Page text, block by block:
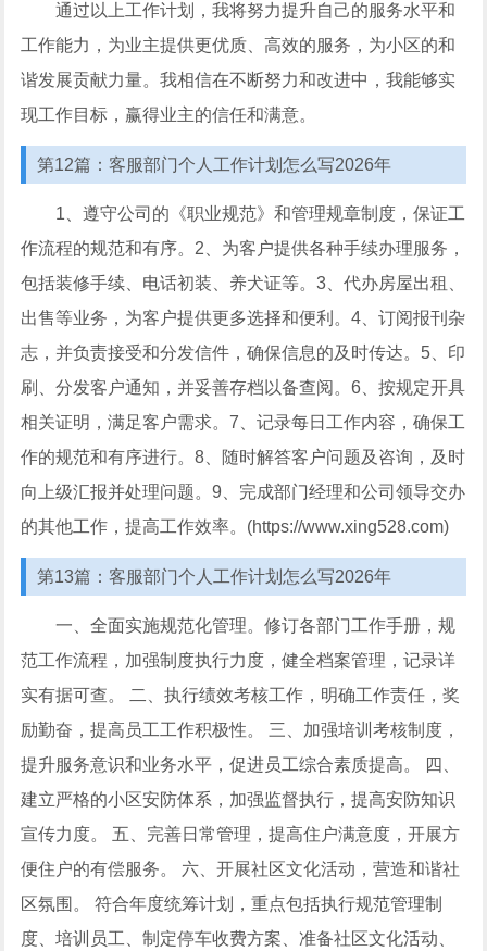
通过以上工作计划，我将努力提升自己的服务水平和
工作能力，为业主提供更优质、高效的服务，为小区的和
谐发展贡献力量。我相信在不断努力和改进中，我能够实
现工作目标，赢得业主的信任和满意。
第12篇：客服部门个人工作计划怎么写2026年
1、遵守公司的《职业规范》和管理规章制度，保证工
作流程的规范和有序。2、为客户提供各种手续办理服务，
包括装修手续、电话初装、养犬证等。3、代办房屋出租、
出售等业务，为客户提供更多选择和便利。4、订阅报刊杂
志，并负责接受和分发信件，确保信息的及时传达。5、印
刷、分发客户通知，并妥善存档以备查阅。6、按规定开具
相关证明，满足客户需求。7、记录每日工作内容，确保工
作的规范和有序进行。8、随时解答客户问题及咨询，及时
向上级汇报并处理问题。9、完成部门经理和公司领导交办
的其他工作，提高工作效率。(https://www.xing528.com)
第13篇：客服部门个人工作计划怎么写2026年
一、全面实施规范化管理。修订各部门工作手册，规
范工作流程，加强制度执行力度，健全档案管理，记录详
实有据可查。 二、执行绩效考核工作，明确工作责任，奖
励勤奋，提高员工工作积极性。 三、加强培训考核制度，
提升服务意识和业务水平，促进员工综合素质提高。 四、
建立严格的小区安防体系，加强监督执行，提高安防知识
宣传力度。 五、完善日常管理，提高住户满意度，开展方
便住户的有偿服务。 六、开展社区文化活动，营造和谐社
区氛围。 符合年度统筹计划，重点包括执行规范管理制
度、培训员工、制定停车收费方案、准备社区文化活动、